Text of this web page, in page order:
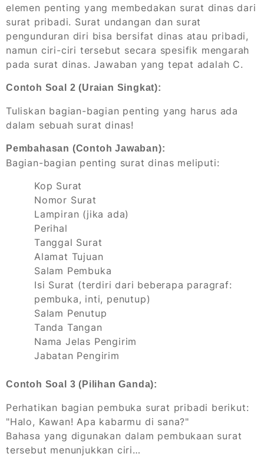
elemen penting yang membedakan surat dinas dari
surat pribadi. Surat undangan dan surat
pengunduran diri bisa bersifat dinas atau pribadi,
namun ciri-ciri tersebut secara spesifik mengarah
pada surat dinas. Jawaban yang tepat adalah C.
Contoh Soal 2 (Uraian Singkat):
Tuliskan bagian-bagian penting yang harus ada
dalam sebuah surat dinas!
Pembahasan (Contoh Jawaban):
Bagian-bagian penting surat dinas meliputi:
Kop Surat
Nomor Surat
Lampiran (jika ada)
Perihal
Tanggal Surat
Alamat Tujuan
Salam Pembuka
Isi Surat (terdiri dari beberapa paragraf:
pembuka, inti, penutup)
Salam Penutup
Tanda Tangan
Nama Jelas Pengirim
Jabatan Pengirim
Contoh Soal 3 (Pilihan Ganda):
Perhatikan bagian pembuka surat pribadi berikut:
"Halo, Kawan! Apa kabarmu di sana?"
Bahasa yang digunakan dalam pembukaan surat
tersebut menunjukkan ciri…